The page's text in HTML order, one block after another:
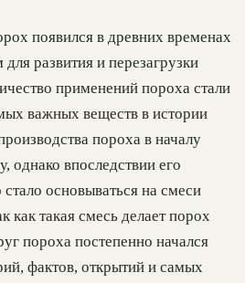
появился в древних временах
развития и перезагрузки
применений пороха стали
важных веществ в истории
пороха в началу
однако впоследствии его
основываться на смеси
как такая смесь делает порох
пороха постепенно начался
фактов, открытий и самых